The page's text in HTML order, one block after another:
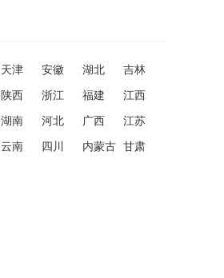
天津 安徽 湖北 吉林
陕西 浙江 福建 江西
湖南 河北 广西 江苏
云南 四川 内蒙古 甘肃